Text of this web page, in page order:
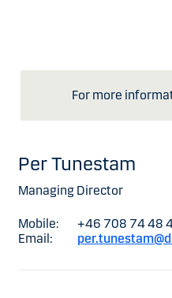
For more
Per Tunestam
Managing Director
Mobile:
+46 708 74 48
Email: